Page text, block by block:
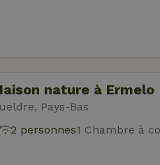
nature à Ermelo
Pays-Bas
2 personnes1 Chambre à